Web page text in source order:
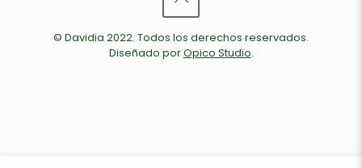
© Davidia 2022. Todos los derechos reservados.
Diseñado porOpico Studio.